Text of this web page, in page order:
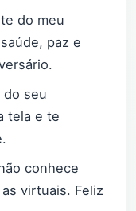
do meu
paz e
do seu
tela e te
conhece
virtuais. Feliz